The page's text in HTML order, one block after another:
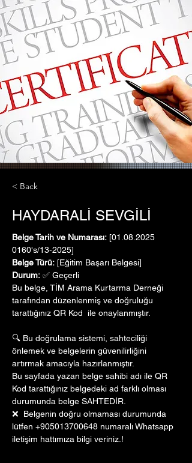
< Back
HAYDARALİ SEVGİLİ
Belge Tarih ve Numarası: [01.08.2025
0160's/13-2025]
Belge Türü: [Eğitim Başarı Belgesi]
Durum: ✅ Geçerli
Bu belge, TİM Arama Kurtarma Derneği
tarafından düzenlenmiş ve doğruluğu
tarattığınız QR Kod  ile onaylanmıştır.
🔍 Bu doğrulama sistemi, sahteciliği
önlemek ve belgelerin güvenilirliğini
artırmak amacıyla hazırlanmıştır.
Bu sayfada yazan belge sahibi adı ile QR
Kod tarattığınız belgedeki ad farklı olması
durumunda belge SAHTEDİR.
❌  Belgenin doğru olmaması durumunda
lütfen +905013700648 numaralı Whatsapp
iletişim hattımıza bilgi veriniz.!